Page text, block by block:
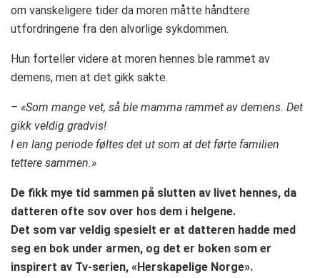
om vanskeligere tider da moren måtte håndtere
utfordringene fra den alvorlige sykdommen.
Hun forteller videre at moren hennes ble rammet av
demens, men at det gikk sakte.
– «Som mange vet, så ble mamma rammet av demens. Det
gikk veldig gradvis!
I en lang periode føltes det ut som at det førte familien
tettere sammen.»
De fikk mye tid sammen på slutten av livet hennes, da
datteren ofte sov over hos dem i helgene.
Det som var veldig spesielt er at datteren hadde med
seg en bok under armen, og det er boken som er
inspirert av Tv-serien, «Herskapelige Norge».